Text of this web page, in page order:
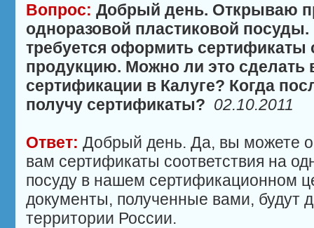
Вопрос: Добрый день. Открываю
одноразовой пластиковой
требуется оформить сертификаты
продукцию. Можно ли это сделать
сертификации в Калуге? Когда
получу сертификаты? 02.10.2011
Ответ: Добрый день. Да, вы можете
вам сертификаты соответствия на
посуду в нашем сертификационном
документы, полученные вами, будут
территории России.